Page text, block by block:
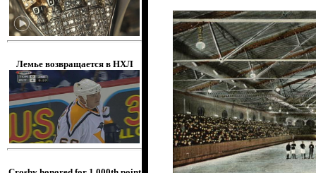
Лемье возвращается в НХЛ